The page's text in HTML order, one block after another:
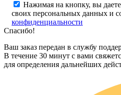
Нажимая на кнопку, вы даете
своих персональных данных и
конфиденциальности
Спасибо!
Ваш заказ передан в службу
В течение 30 минут с вами
для определения дальнейших